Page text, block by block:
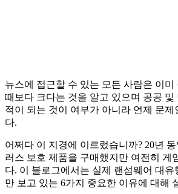
뉴스에 접근할 수 있는 모든 사람은 이미
때보다 크다는 것을 알고 있으며 공공 및
적이 되는 것이 여부가 아니라 언제 문제
다.
어쩌다 이 지경에 이르렀습니까? 20년 동
러스 보호 제품을 구매했지만 여전히 게
다. 이 블로그에서는 실제 랜섬웨어 대
만 보고 있는 6가지 중요한 이유에 대해